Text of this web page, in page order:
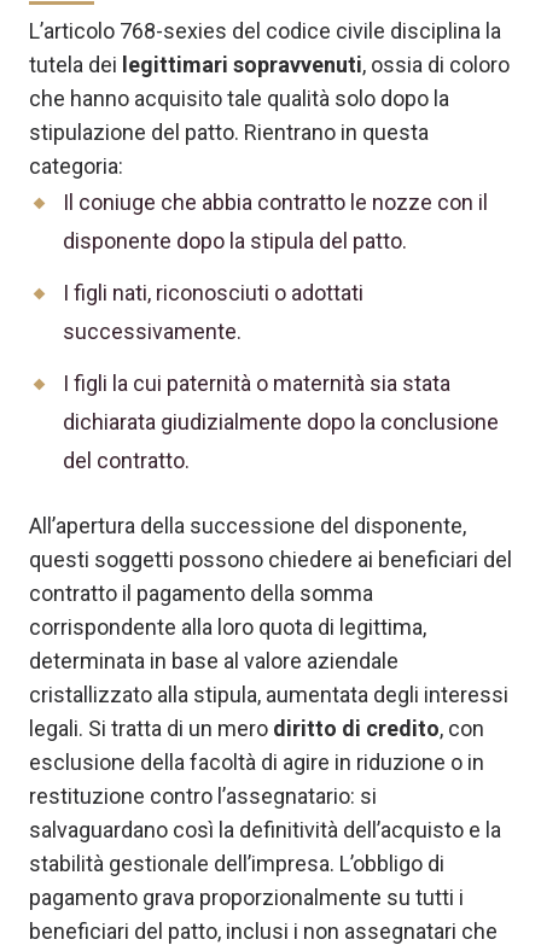
L’articolo 768-sexies del codice civile disciplina la
tutela dei legittimari sopravvenuti, ossia di coloro
che hanno acquisito tale qualità solo dopo la
stipulazione del patto. Rientrano in questa
categoria:
Il coniuge che abbia contratto le nozze con il
disponente dopo la stipula del patto.
I figli nati, riconosciuti o adottati
successivamente.
I figli la cui paternità o maternità sia stata
dichiarata giudizialmente dopo la conclusione
del contratto.
All’apertura della successione del disponente,
questi soggetti possono chiedere ai beneficiari del
contratto il pagamento della somma
corrispondente alla loro quota di legittima,
determinata in base al valore aziendale
cristallizzato alla stipula, aumentata degli interessi
legali. Si tratta di un mero diritto di credito, con
esclusione della facoltà di agire in riduzione o in
restituzione contro l’assegnatario: si
salvaguardano così la definitività dell’acquisto e la
stabilità gestionale dell’impresa. L’obbligo di
pagamento grava proporzionalmente su tutti i
beneficiari del patto, inclusi i non assegnatari che